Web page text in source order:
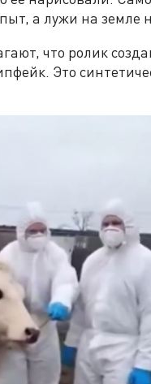
а лужи на земле
что ролик
Это